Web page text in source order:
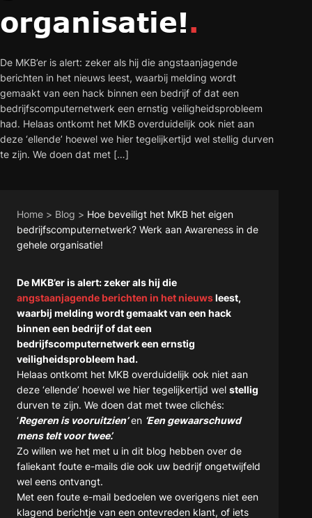
organisatie!.
De MKB’er is alert: zeker als hij die angstaanjagende
berichten in het nieuws leest, waarbij melding wordt
gemaakt van een hack binnen een bedrijf of dat een
bedrijfscomputernetwerk een ernstig veiligheidsprobleem
had. Helaas ontkomt het MKB overduidelijk ook niet aan
deze ‘ellende’ hoewel we hier tegelijkertijd wel stellig durven
te zijn. We doen dat met […]
Home > Blog > Hoe beveiligt het MKB het eigen
bedrijfscomputernetwerk? Werk aan Awareness in de
gehele organisatie!
De MKB’er is alert: zeker als hij die
angstaanjagende berichten in het nieuwsleest,
waarbij melding wordt gemaakt van een hack
binnen een bedrijf of dat een
bedrijfscomputernetwerk een ernstig
veiligheidsprobleem had.
Helaas ontkomt het MKB overduidelijk ook niet aan
deze ‘ellende’ hoewel we hier tegelijkertijd wel stellig
durven te zijn. We doen dat met twee clichés:
‘Regeren is vooruitzien’en ‘Een gewaarschuwd
mens telt voor twee’.
Zo willen we het met u in dit blog hebben over de
faliekant foute e-mails die ook uw bedrijf ongetwijfeld
wel eens ontvangt.
Met een foute e-mail bedoelen we overigens niet een
klagend berichtje van een ontevreden klant, of iets